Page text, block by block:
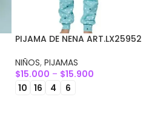
PIJAMA DE NENA ART.LX25952
NIÑOS, PIJAMAS
$15.000 – $15.900
10 16 4 6